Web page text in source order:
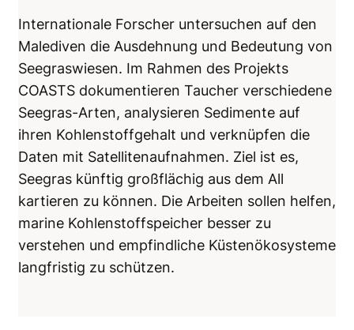
Internationale Forscher untersuchen auf den
Malediven die Ausdehnung und Bedeutung von
Seegraswiesen. Im Rahmen des Projekts
COASTS dokumentieren Taucher verschiedene
Seegras-Arten, analysieren Sedimente auf
ihren Kohlenstoffgehalt und verknüpfen die
Daten mit Satellitenaufnahmen. Ziel ist es,
Seegras künftig großflächig aus dem All
kartieren zu können. Die Arbeiten sollen helfen,
marine Kohlenstoffspeicher besser zu
verstehen und empfindliche Küstenökosysteme
langfristig zu schützen.